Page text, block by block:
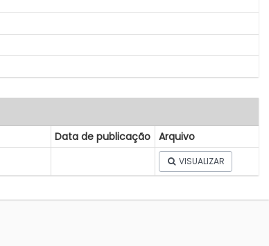
Data de publicação Arquivo
VISUALIZAR